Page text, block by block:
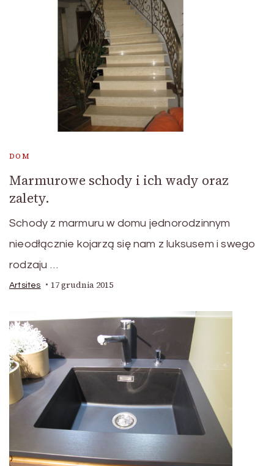
DOM
Marmurowe schody i ich wady oraz
zalety.
Schody z marmuru w domu jednorodzinnym
nieodłącznie kojarzą się nam z luksusem i swego
rodzaju …
Artsites 17 grudnia 2015